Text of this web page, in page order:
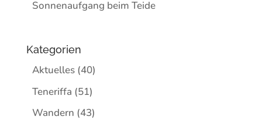
Sonnenaufgang beim Teide
Kategorien
Aktuelles(40)
Teneriffa (51)
Wandern (43)